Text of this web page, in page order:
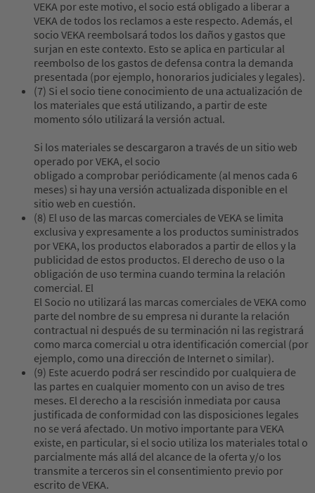
VEKA por este motivo, el socio está obligado a liberar a
VEKA de todos los reclamos a este respecto. Además, el
socio VEKA reembolsará todos los daños y gastos que
surjan en este contexto. Esto se aplica en particular al
reembolso de los gastos de defensa contra la demanda
presentada (por ejemplo, honorarios judiciales y legales).
(7) Si el socio tiene conocimiento de una actualización de
los materiales que está utilizando, a partir de este
momento sólo utilizará la versión actual.
Si los materiales se descargaron a través de un sitio web
operado por VEKA, el socio
obligado a comprobar periódicamente (al menos cada 6
meses) si hay una versión actualizada disponible en el
sitio web en cuestión.
(8) El uso de las marcas comerciales de VEKA se limita
exclusiva y expresamente a los productos suministrados
por VEKA, los productos elaborados a partir de ellos y la
publicidad de estos productos. El derecho de uso o la
obligación de uso termina cuando termina la relación
comercial. El
El Socio no utilizará las marcas comerciales de VEKA como
parte del nombre de su empresa ni durante la relación
contractual ni después de su terminación ni las registrará
como marca comercial u otra identificación comercial (por
ejemplo, como una dirección de Internet o similar).
(9) Este acuerdo podrá ser rescindido por cualquiera de
las partes en cualquier momento con un aviso de tres
meses. El derecho a la rescisión inmediata por causa
justificada de conformidad con las disposiciones legales
no se verá afectado. Un motivo importante para VEKA
existe, en particular, si el socio utiliza los materiales total o
parcialmente más allá del alcance de la oferta y/o los
transmite a terceros sin el consentimiento previo por
escrito de VEKA.